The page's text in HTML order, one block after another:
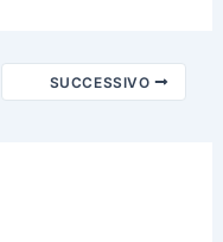
SUCCESSIVO